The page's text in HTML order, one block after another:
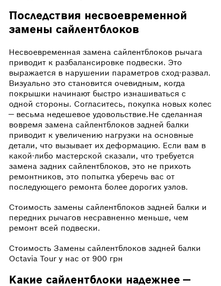
Последствия несвоевременной
замены сайлентблоков
Несвоевременная замена сайлентблоков рычага
приводит к разбалансировке подвески. Это
выражается в нарушении параметров сход-развал.
Визуально это становится очевидным, когда
покрышки начинают быстро изнашиваться с
одной стороны. Согласитесь, покупка новых колес
— весьма недешевое удовольствие.Не сделанная
вовремя замена сайлентблоков задней балки
приводит к увеличению нагрузки на основные
детали, что вызывает их деформацию. Если вам в
какой-либо мастерской сказали, что требуется
замена задних сайлентблоков, это не прихоть
ремонтников, это попытка уберечь вас от
последующего ремонта более дорогих узлов.
Стоимость замены сайлентблоков задней балки и
передних рычагов несравненно меньше, чем
ремонт всей подвески.
Стоимость Замены сайлентблоков задней балки
Octavia Tour у нас от 900 грн
Какие сайлентблоки надежнее —